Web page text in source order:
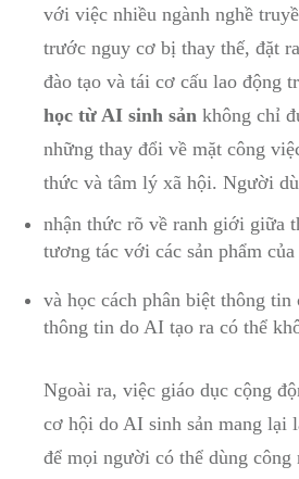
với việc nhiều ngành nghề
trước nguy cơ bị thay thế, đặt
đào tạo và tái cơ cấu lao động
học từ AI sinh sản không chỉ
những thay đổi về mặt công
thức và tâm lý xã hội. Người
nhận thức rõ về ranh giới giữa
tương tác với các sản phẩm
và học cách phân biệt thông
thông tin do AI tạo ra có thể
Ngoài ra, việc giáo dục cộng
cơ hội do AI sinh sản mang lại
để mọi người có thể dùng công